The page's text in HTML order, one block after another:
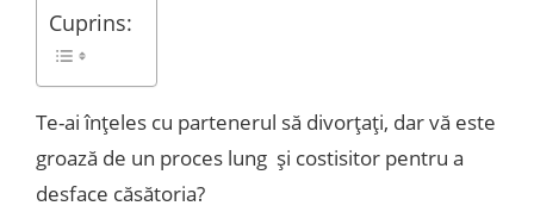
Cuprins:
Te-ai înțeles cu partenerul să divorțați, dar vă este
groază de un proces lung și costisitor pentru a
desface căsătoria?